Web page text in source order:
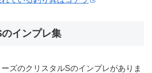
インプレ集
ズのクリスタルSのインプレがありま